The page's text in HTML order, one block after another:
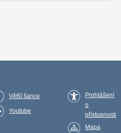
Větší šance
Youtube
Prohlášení
o
přístupnosti
Mapa